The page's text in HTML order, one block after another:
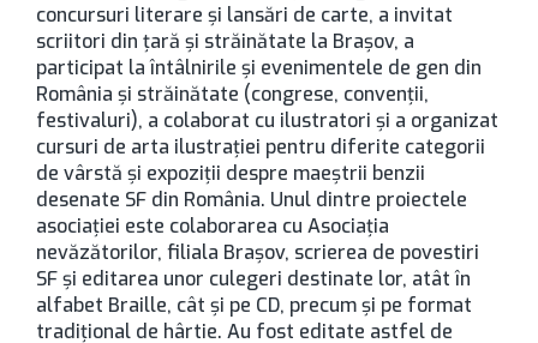
concursuri literare și lansări de carte, a invitat
scriitori din țară și străinătate la Brașov, a
participat la întâlnirile și evenimentele de gen din
România și străinătate (congrese, convenții,
festivaluri), a colaborat cu ilustratori și a organizat
cursuri de arta ilustrației pentru diferite categorii
de vârstă și expoziții despre maeștrii benzii
desenate SF din România. Unul dintre proiectele
asociației este colaborarea cu Asociația
nevăzătorilor, filiala Brașov, scrierea de povestiri
SF și editarea unor culegeri destinate lor, atât în
alfabet Braille, cât și pe CD, precum și pe format
tradițional de hârtie. Au fost editate astfel de